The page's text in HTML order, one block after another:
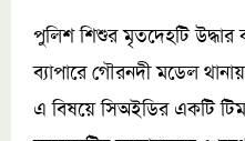
পুলিশ শিশুর মৃতদেহটি উদ্ধার
ব্যাপারে গৌরনদী মডেল
এ বিষয়ে সিঅইডির একটি